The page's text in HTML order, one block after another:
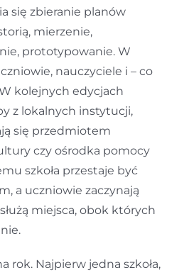
się zbieranie planów
mierzenie,
prototypowanie. W
nauczyciele i – co
kolejnych edycjach
z lokalnych instytucji,
się przedmiotem
czy ośrodka pomocy
szkoła przestaje być
a uczniowie zaczynają
miejsca, obok których
rok. Najpierw jedna szkoła,